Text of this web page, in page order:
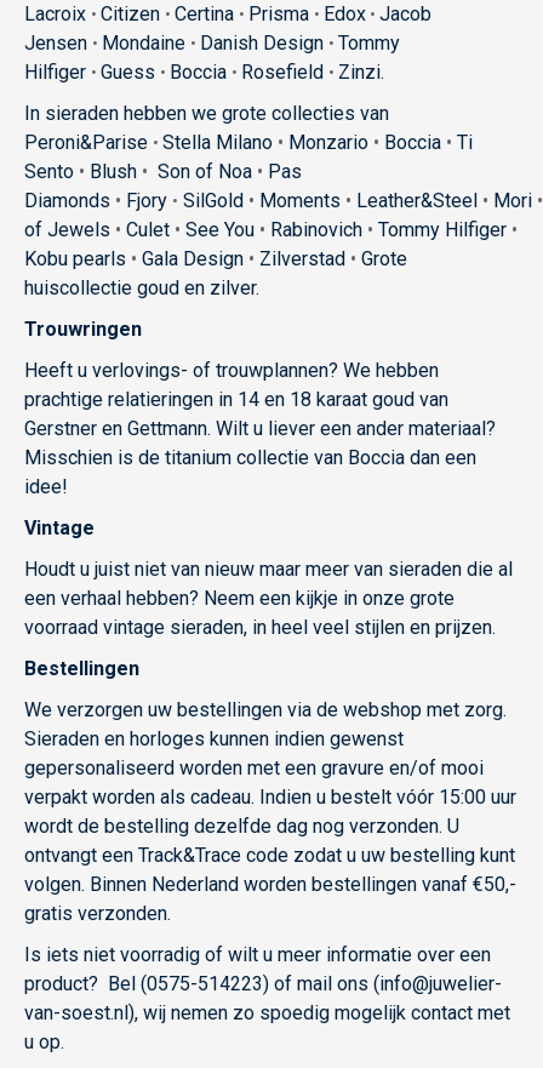
Lacroix • Citizen • Certina • Prisma • Edox • Jacob
Jensen • Mondaine • Danish Design • Tommy
Hilfiger • Guess • Boccia • Rosefield • Zinzi.
In sieraden hebben we grote collecties van
Peroni&Parise • Stella Milano • Monzario • Boccia • Ti
Sento • Blush • Son of Noa • Pas
Diamonds • Fjory • SilGold • Moments • Leather&Steel • Mori •
of Jewels • Culet • See You • Rabinovich • Tommy Hilfiger •
Kobu pearls • Gala Design • Zilverstad • Grote
huiscollectie goud en zilver.
Trouwringen
Heeft u verlovings- of trouwplannen? We hebben
prachtige relatieringen in 14 en 18 karaat goud van
Gerstner en Gettmann. Wilt u liever een ander materiaal?
Misschien is de titanium collectie van Boccia dan een
idee!
Vintage
Houdt u juist niet van nieuw maar meer van sieraden die al
een verhaal hebben? Neem een kijkje in onze grote
voorraad vintage sieraden, in heel veel stijlen en prijzen.
Bestellingen
We verzorgen uw bestellingen via de webshop met zorg.
Sieraden en horloges kunnen indien gewenst
gepersonaliseerd worden met een gravure en/of mooi
verpakt worden als cadeau. Indien u bestelt vóór 15:00 uur
wordt de bestelling dezelfde dag nog verzonden. U
ontvangt een Track&Trace code zodat u uw bestelling kunt
volgen. Binnen Nederland worden bestellingen vanaf €50,-
gratis verzonden.
Is iets niet voorradig of wilt u meer informatie over een
product? Bel (0575-514223) of mail ons (info@juwelier-
van-soest.nl), wij nemen zo spoedig mogelijk contact met
u op.